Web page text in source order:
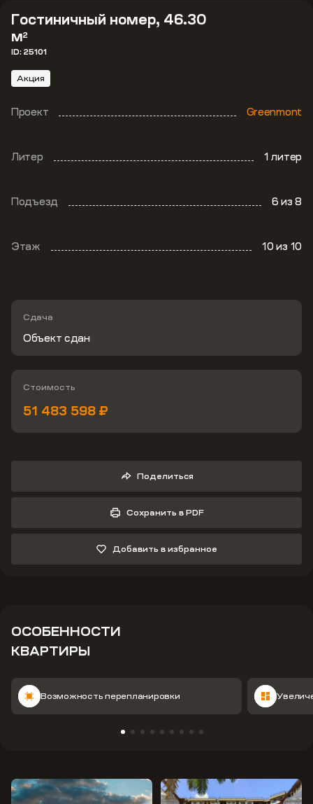
Гостиничный номер, 46.30
м2
ID: 25101
Акция
Проект Greenmont
Литер 1 литер
Подъезд 6из 8
Этаж 10из 10
Сдача
Объект сдан
Стоимость
51 483 598 ₽
Поделиться
Сохранить в PDF
Добавить в избранное
ОСОБЕННОСТИ
КВАРТИРЫ
Возможность перепланировки